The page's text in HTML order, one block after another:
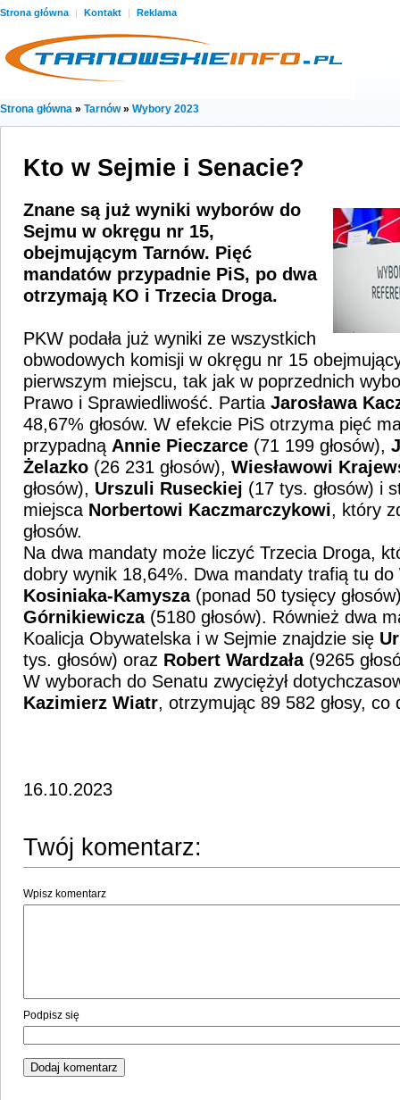
Strona główna | Kontakt | Reklama
Strona główna » Tarnów» Wybory 2023
Kto w Sejmie i Senacie?
Znane są już wyniki wyborów do
Sejmu w okręgu nr 15,
obejmującym Tarnów. Pięć
mandatów przypadnie PiS, po dwa
otrzymają KO i Trzecia Droga.
PKW podała już wyniki ze wszystkich
obwodowych komisji w okręgu nr 15
pierwszym miejscu, tak jak w poprzednich
Prawo i Sprawiedliwość. Partia Jarosława
48,67% głosów. W efekcie PiS otrzyma pięć
przypadną Annie Pieczarce (71 199 głosów),
Żelazko (26 231 głosów), Wiesławowi
głosów), Urszuli Ruseckiej (17 tys. głosów) i
miejsca Norbertowi Kaczmarczykowi, który
głosów.
Na dwa mandaty może liczyć Trzecia Droga,
dobry wynik 18,64%. Dwa mandaty trafią tu do
Kosiniaka-Kamysza(ponad 50 tysięcy
Górnikiewicza(5180 głosów). Również dwa
Koalicja Obywatelska i w Sejmie znajdzie się
tys. głosów) oraz Robert Wardzała(9265
W wyborach do Senatu zwyciężył
Kazimierz Wiatr, otrzymując 89 582 głosy, co
16.10.2023
Twój komentarz:
Wpisz komentarz
Podpisz się